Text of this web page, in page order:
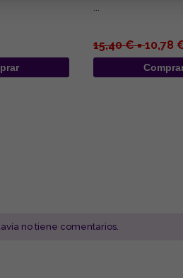
...
15,40 € =10,78
no tiene comentarios.